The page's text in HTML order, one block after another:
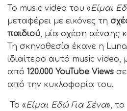
Το music video του «Είμαι
μεταφέρει με εικόνες τη
παιδιού, μία σχέση αέναης
Τη σκηνοθεσία έκανε η
ιδιαίτερο αυτό music video,
από 120.000 YouTube Views
από την κυκλοφορία του.
Το «Είμαι Εδώ Για Σένα», το